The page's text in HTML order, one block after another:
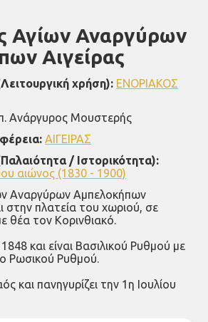
Αγίων Αναργύρων
Αιγείρας
χρήση): ΕΝΟΡΙΑΚΟΣ
Ανάργυρος Μουστερής
ΑΙΓΕΙΡΑΣ
/ Ιστορικότητα):
αιώνος (1830 - 1900)
Αναργύρων Αμπελοκήπων
στην πλατεία του χωριού, σε
θέα τον Κορινθιακό.
και είναι Βασιλικού Ρυθμού με
Ρωσικού Ρυθμού.
και πανηγυρίζει την 1η Ιουλίου